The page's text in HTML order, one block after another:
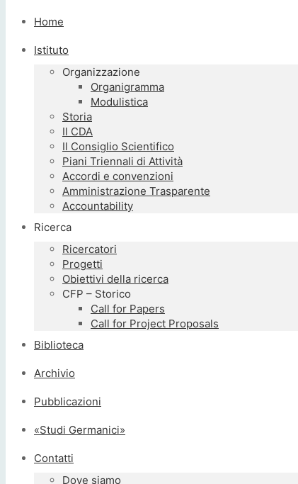
Home
Istituto
Organizzazione
Organigramma
Modulistica
Storia
Il CDA
Il Consiglio Scientifico
Piani Triennali di Attività
Accordi e convenzioni
Amministrazione Trasparente
Accountability
Ricerca
Ricercatori
Progetti
Obiettivi della ricerca
CFP – Storico
Call for Papers
Call for Project Proposals
Biblioteca
Archivio
Pubblicazioni
«Studi Germanici»
Contatti
Dove siamo